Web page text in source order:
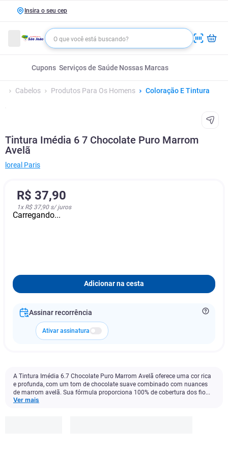
Insira o seu cep
Cupons Serviços de Saúde Nossas Marcas
Cabelos Produtos Para Os Homens Coloração E Tintura
Tintura Imédia 6 7 Chocolate Puro Marrom
Avelã
‎loreal Paris
R$ 37,90
1x R$ 37,90s/ juros
Carregando...
Adicionar na cesta
Assinar recorrência
Ativar assinatura
A Tintura Imédia 6.7 Chocolate Puro Marrom Avelã oferece uma cor rica
e profunda, com um tom de chocolate suave combinado com nuances
de marrom avelã. Sua fórmula proporciona 100% de cobertura dos fio...
Ver mais